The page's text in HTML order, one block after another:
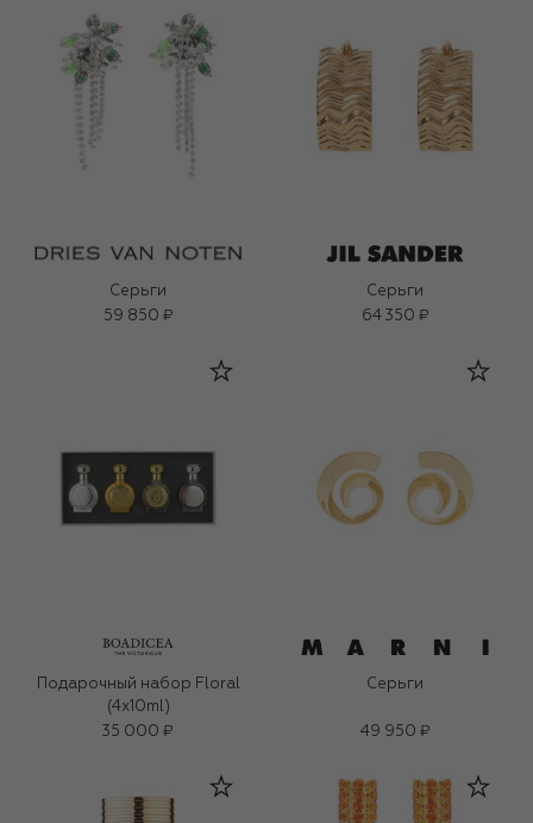
Серьги
59 850 ₽
Серьги
64 350 ₽
Подарочный набор Floral
(4x10ml)
35 000 ₽
Серьги
49 950 ₽